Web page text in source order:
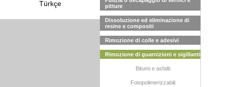
Türkçe
pitture
Dissoluzione ed eliminazione di
resine e compositi
Rimozione di colle e adesivi
Rimozione di guarnizioni e sigillanti
Bitumi e asfalti
Fotopolimerizzabili